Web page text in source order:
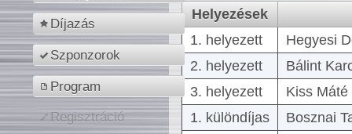
Díjazás
Szponzorok
Program
Regisztráció
Helyezések
1. helyezett
Hegyesi
2. helyezett
Bálint
3. helyezett
Kiss
1. különdíjas
Bosznai